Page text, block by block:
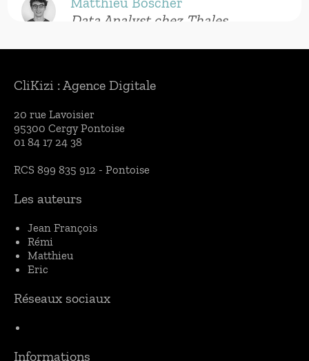
#Visibilite
#Web-marketing
Data Analyst chez Thales
Rémi
Yoram Kouhana
Avocat d'affaires et droit de
l'internet à Paris
CliKizi : Agence Digitale​​​
20 rue Lavoisier
95300 CergyPontoise
01 84 17 24 38
RCS 899 835 912 - Pontoise
Les auteurs
Jean François
Rémi
Matthieu
Eric
Réseaux sociaux
Informations